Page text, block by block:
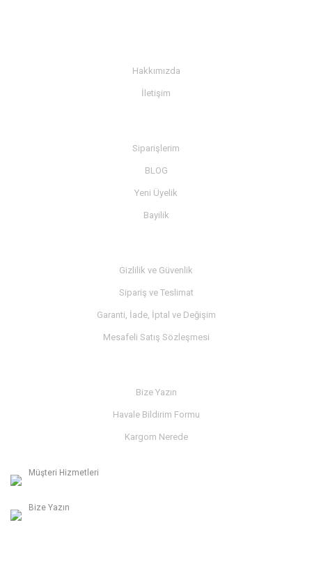
Hakkımızda
İletişim
Siparişlerim
BLOG
Yeni Üyelik
Bayilik
Gizlilik ve Güvenlik
Sipariş ve Teslimat
Garanti, İade, İptal ve Değişim
Mesafeli Satış Sözleşmesi
Bize Yazın
Havale Bildirim Formu
Kargom Nerede
Müşteri Hizmetleri
Bize Yazın